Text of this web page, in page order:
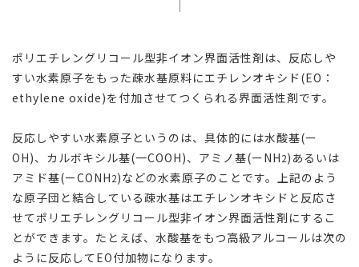
ポリエチレングリコール型非イオン界面活性剤は、反応しや
すい水素原子をもった疎水基原料にエチレンオキシド(EO：
ethylene oxide)を付加させてつくられる界面活性剤です。
反応しやすい水素原子というのは、具体的には水酸基(ー
OH)、カルボキシル基(一COOH)、アミノ基(ーNH2)あるいは
アミド基(ーCONH2)などの水素原子のことです。上記のよう
な原子団と結合している疎水基はエチレンオキシドと反応さ
せてポリエチレングリコール型非イオン界面活性剤にするこ
とができます。たとえば、水酸基をもつ高級アルコールは次の
ように反応してEO付加物になります。